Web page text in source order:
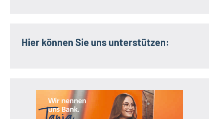
Hier können Sie uns unterstützen: